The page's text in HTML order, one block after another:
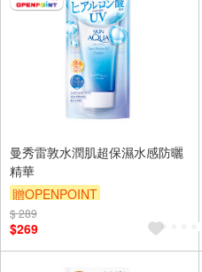
曼秀雷敦水潤肌超保濕水感防曬
精華
贈OPENPOINT
贈OPENPOINT
$ 289
$269